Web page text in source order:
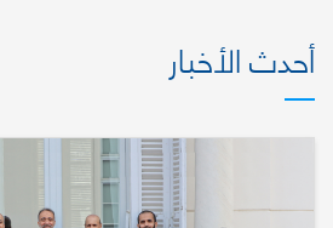
أحدث الأخبار